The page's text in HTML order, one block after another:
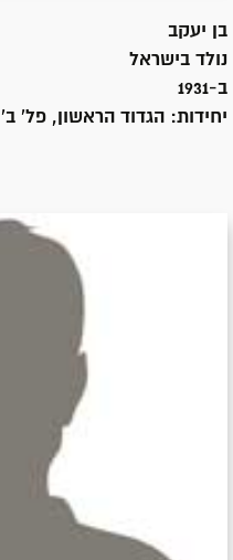
בן
יעקב
נולד בישראל
ב-1931
יחידות:
הגדוד הראשון, פל' ב'